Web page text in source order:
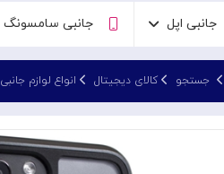
جانبی اپل جانبی سامسونگ
جستجو کالای دیجیتال انواع لوازم جانبی